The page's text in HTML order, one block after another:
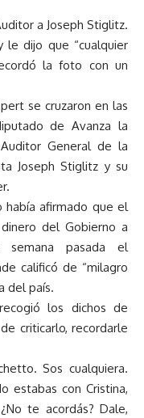
a Joseph Stiglitz.
le dijo que “cualquier
la foto con un
se cruzaron en las
de Avanza la
General de la
Joseph Stiglitz y su
había afirmado que el
del Gobierno a
semana pasada el
calificó de “milagro
del país.
los dichos de
criticarlo, recordarle
Sos cualquiera.
estabas con Cristina,
te acordás? Dale,